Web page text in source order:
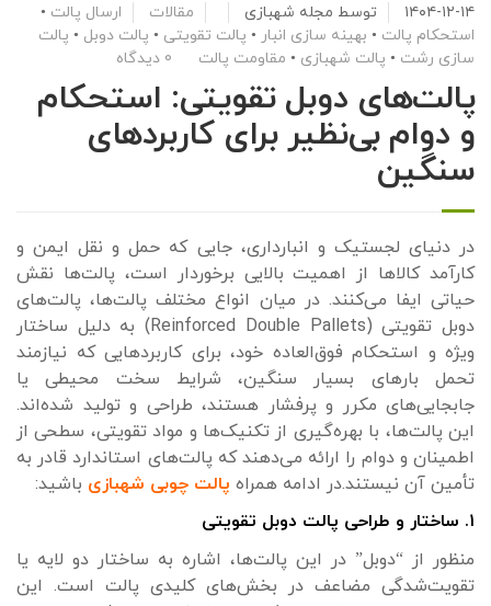
۱۴۰۴-۱۲-۱۴ توسط مجله شهبازی مقالات ارسال پالت •
استحکام پالت • بهینه سازی انبار • پالت تقویتی • پالت دوبل • پالت
سازی رشت • پالت شهبازی • مقاومت پالت 0 دیدگاه
پالت‌های دوبل تقویتی: استحکام
و دوام بی‌نظیر برای کاربردهای
سنگین
در دنیای لجستیک و انبارداری، جایی که حمل و نقل ایمن و
کارآمد کالاها از اهمیت بالایی برخوردار است، پالت‌ها نقش
حیاتی ایفا می‌کنند. در میان انواع مختلف پالت‌ها، پالت‌های
دوبل تقویتی (Reinforced Double Pallets) به دلیل ساختار
ویژه و استحکام فوق‌العاده خود، برای کاربردهایی که نیازمند
تحمل بارهای بسیار سنگین، شرایط سخت محیطی یا
جابجایی‌های مکرر و پرفشار هستند، طراحی و تولید شده‌اند.
این پالت‌ها، با بهره‌گیری از تکنیک‌ها و مواد تقویتی، سطحی از
اطمینان و دوام را ارائه می‌دهند که پالت‌های استاندارد قادر به
تأمین آن نیستند.در ادامه همراه پالت چوبی شهبازی باشید:
۱. ساختار و طراحی پالت دوبل تقویتی
منظور از “دوبل” در این پالت‌ها، اشاره به ساختار دو لایه یا
تقویت‌شدگی مضاعف در بخش‌های کلیدی پالت است. این